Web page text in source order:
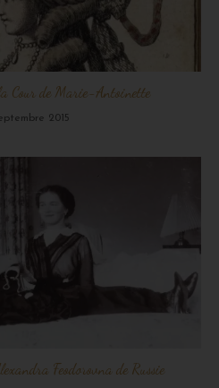
Cour de Marie-Antoinette
2015
Feodorovna de Russie